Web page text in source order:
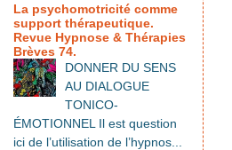
La psychomotricité comme
support thérapeutique.
Revue Hypnose & Thérapies
Brèves 74.
DONNER DU SENS
AU DIALOGUE
TONICO-
ÉMOTIONNEL Il est question
ici de l’utilisation de l’hypnos...